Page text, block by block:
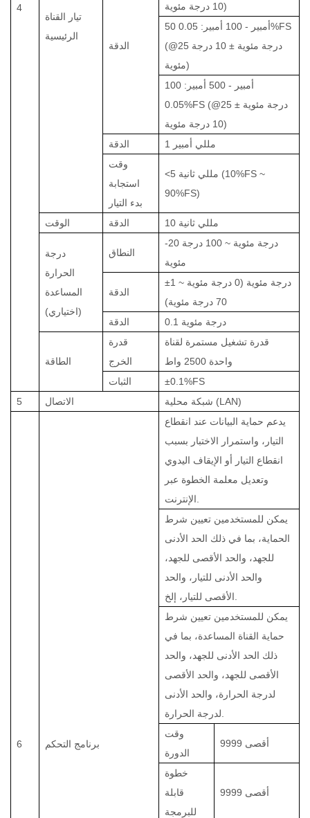
4
تيار القناة
الرئيسية
الدقة
10 درجة مئوية)
50 أمبير - 100 أمبير: 0.05%FS
(@25 درجة مئوية ± 10 درجة
مئوية)
100 أمبير - 500 أمبير:
0.05%FS (@25 درجة مئوية ±
10 درجة مئوية)
الدقة
1 مللي أمبير
وقت
استجابة
بدء التيار
<5 مللي ثانية (10%FS ~
90%FS)
الوقت الدقة 10 مللي ثانية
درجة
الحرارة
المساعدة
(اختياري)
النطاق
-20 درجة مئوية ~ 100 درجة
مئوية
الدقة
±1 درجة مئوية (0 درجة مئوية ~
70 درجة مئوية)
الدقة
0.1 درجة مئوية
الطاقة
قدرة
الخرج
قدرة تشغيل مستمرة لقناة
واحدة 2500 واط
الثبات
±0.1%FS
5
الاتصال شبكة محلية (LAN)
6 برنامج التحكم
يدعم حماية البيانات عند انقطاع
التيار، واستمرار الاختبار بسبب
انقطاع التيار أو الإيقاف اليدوي
وتعديل معلمة الخطوة عبر
الإنترنت.
يمكن للمستخدمين تعيين شرط
الحماية، بما في ذلك الحد الأدنى
للجهد، والحد الأقصى للجهد،
والحد الأدنى للتيار، والحد
الأقصى للتيار، إلخ.
يمكن للمستخدمين تعيين شرط
حماية القناة المساعدة، بما في
ذلك الحد الأدنى للجهد، والحد
الأقصى للجهد، والحد الأقصى
لدرجة الحرارة، والحد الأدنى
لدرجة الحرارة.
وقت
الدورة
أقصى 9999
خطوة
قابلة
للبرمجة
أقصى 9999